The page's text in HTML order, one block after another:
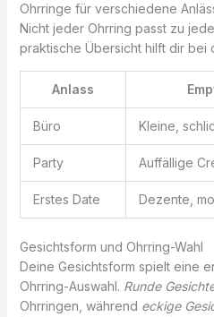
Ohrringe für verschiedene
Nicht jeder Ohrring passt zu
praktische Übersicht hilft dir bei
Anlass
Büro Kleine,
Party Auffällige
Erstes Date Dezente,
Gesichtsform und Ohrring-Wahl
Deine Gesichtsform spielt eine
Ohrring-Auswahl. Runde
Ohrringen, während eckige